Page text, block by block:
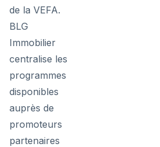
de la VEFA.
BLG
Immobilier
centralise les
programmes
disponibles
auprès de
promoteurs
partenaires